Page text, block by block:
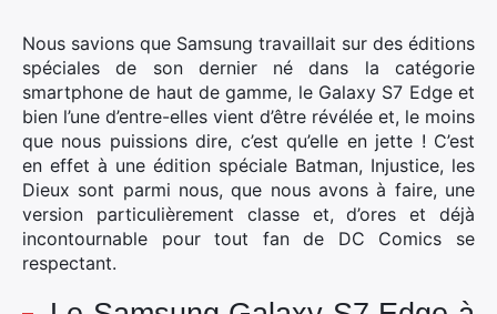
Nous savions que Samsung travaillait sur des éditions
spéciales de son dernier né dans la catégorie
smartphone de haut de gamme, le Galaxy S7 Edge et
bien l’une d’entre-elles vient d’être révélée et, le moins
que nous puissions dire, c’est qu’elle en jette ! C’est
en effet à une édition spéciale Batman, Injustice, les
Dieux sont parmi nous, que nous avons à faire, une
version particulièrement classe et, d’ores et déjà
incontournable pour tout fan de DC Comics se
respectant.